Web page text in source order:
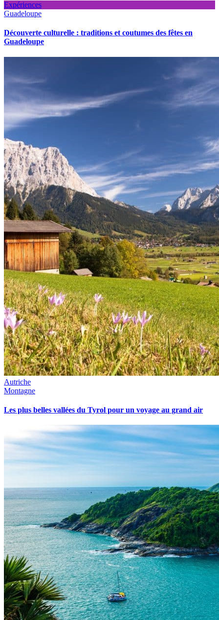
Expériences
Guadeloupe
Découverte culturelle : traditions et coutumes des fêtes en
Guadeloupe
Autriche
Montagne
Les plus belles vallées du Tyrol pour un voyage au grand air